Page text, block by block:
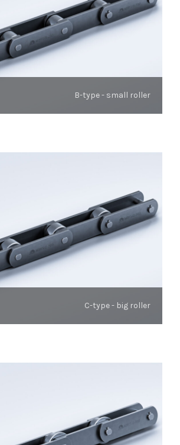
B-type - small roller
C-type - big roller